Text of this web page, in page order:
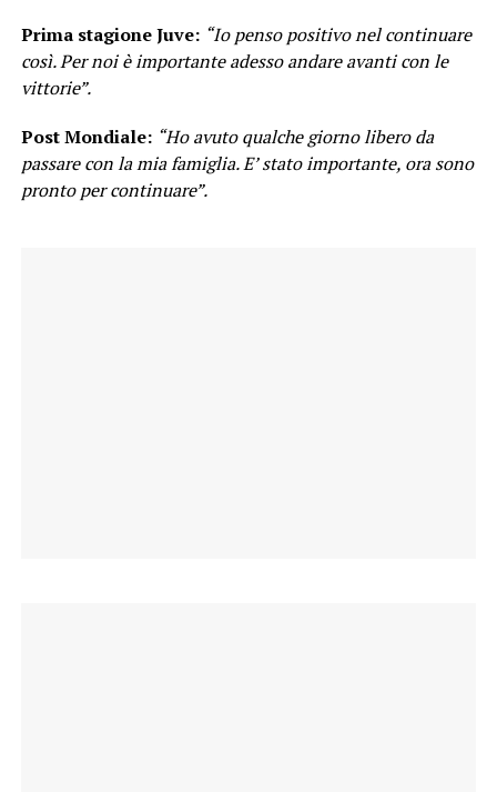
Prima stagione Juve: “Io penso positivo nel continuare
così. Per noi è importante adesso andare avanti con le
vittorie”.
Post Mondiale: “Ho avuto qualche giorno libero da
passare con la mia famiglia. E’ stato importante, ora sono
pronto per continuare”.